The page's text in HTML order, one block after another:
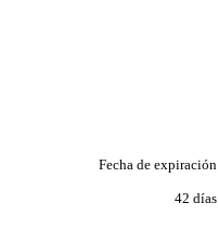
Fecha de expiración
42 días